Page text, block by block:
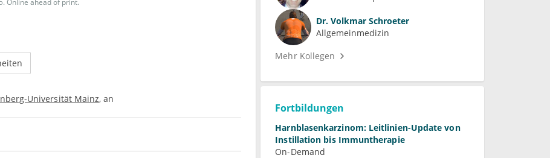
Universität Mainz an
Dr. Volkmar Schroeter
Allgemeinmedizin
Mehr Kollegen
Fortbildungen
Harnblasenkarzinom: Leitlinien-Update von
Instillation bis Immuntherapie
On-Demand